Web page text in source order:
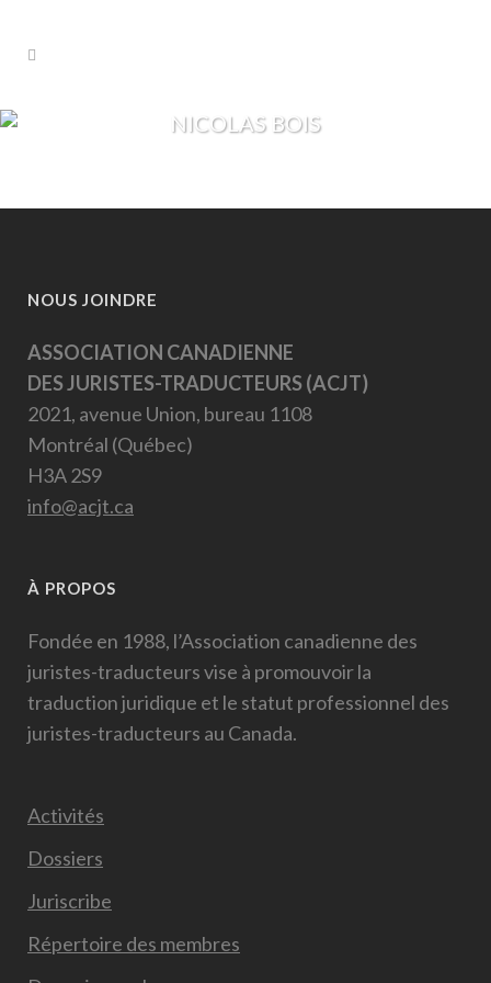
NICOLAS BOIS
NOUS JOINDRE
ASSOCIATION CANADIENNE
DES JURISTES-TRADUCTEURS (ACJT)
2021, avenue Union, bureau 1108
Montréal (Québec)
H3A 2S9
info@acjt.ca
À PROPOS
Fondée en 1988, l’Association canadienne des
juristes-traducteurs vise à promouvoir la
traduction juridique et le statut professionnel des
juristes-traducteurs au Canada.
Activités
Dossiers
Juriscribe
Répertoire des membres